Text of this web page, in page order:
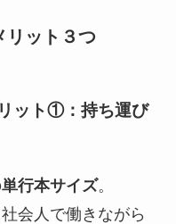
リット３つ
ット①：持ち運び
単行本サイズ。
会人で働きながら